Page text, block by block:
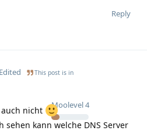
Reply
Moolevel4
Edited This post is in
nicht
sehen kann welche DNS Server